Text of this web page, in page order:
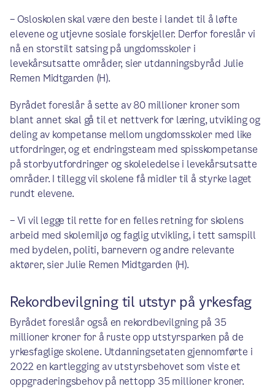
– Osloskolen skal være den beste i landet til å løfte
elevene og utjevne sosiale forskjeller. Derfor foreslår vi
nå en storstilt satsing på ungdomsskoler i
levekårsutsatte områder, sier utdanningsbyråd Julie
Remen Midtgarden (H).
Byrådet foreslår å sette av 80 millioner kroner som
blant annet skal gå til et nettverk for læring, utvikling og
deling av kompetanse mellom ungdomsskoler med like
utfordringer, og et endringsteam med spisskompetanse
på storbyutfordringer og skoleledelse i levekårsutsatte
områder. I tillegg vil skolene få midler til å styrke laget
rundt elevene.
– Vi vil legge til rette for en felles retning for skolens
arbeid med skolemiljø og faglig utvikling, i tett samspill
med bydelen, politi, barnevern og andre relevante
aktører, sier Julie Remen Midtgarden (H).
Rekordbevilgning til utstyr på yrkesfag
Byrådet foreslår også en rekordbevilgning på 35
millioner kroner for å ruste opp utstyrsparken på de
yrkesfaglige skolene. Utdanningsetaten gjennomførte i
2022 en kartlegging av utstyrsbehovet som viste et
oppgraderingsbehov på nettopp 35 millioner kroner.